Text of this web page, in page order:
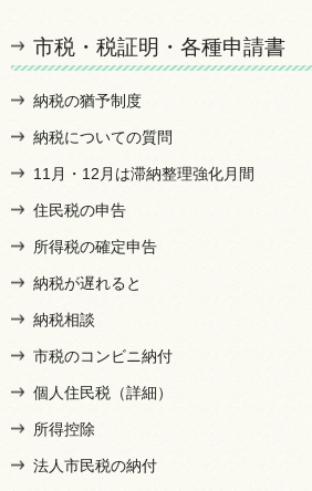
市税・税証明・各種申請書
納税の猶予制度
納税についての質問
11月・12月は滞納整理強化月間
住民税の申告
所得税の確定申告
納税が遅れると
納税相談
市税のコンビニ納付
個人住民税（詳細）
所得控除
法人市民税の納付